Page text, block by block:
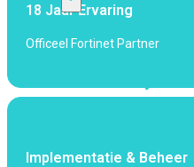
Alle
Access
Generatie
18 Jaar Ervaring
Officeel Fortinet Partner
Implementatie & Beheer